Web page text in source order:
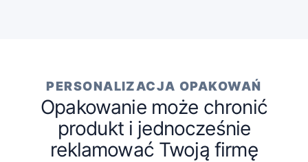
PERSONALIZACJA OPAKOWAŃ
Opakowanie może chronić
produkt i jednocześnie
reklamować Twoją firmę